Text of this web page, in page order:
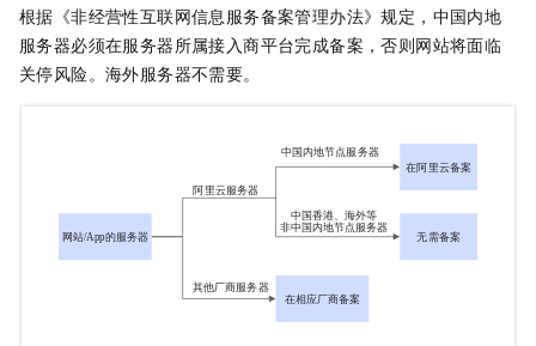
根据《非经营性互联网信息服务备案管理办法》规定，中国内地
服务器必须在服务器所属接入商平台完成备案，否则网站将面临
关停风险。海外服务器不需要。